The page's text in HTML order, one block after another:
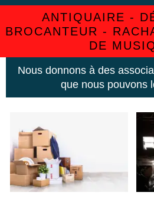
ANTIQUAIRE -
BROCANTEUR -
DE
Nous donnons à des
que nous pouvons